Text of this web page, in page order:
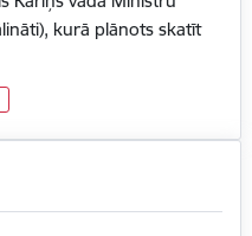
kurā plānots skatīt